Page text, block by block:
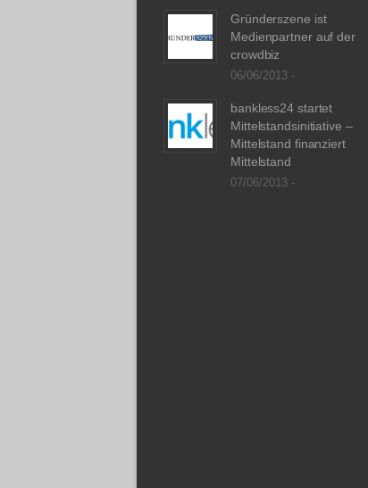
Gründerszene ist
Medienpartner auf der
crowdbiz
06/06/2013 -
bankless24 startet
Mittelstandsinitiative –
Mittelstand finanziert
Mittelstand
07/06/2013 -